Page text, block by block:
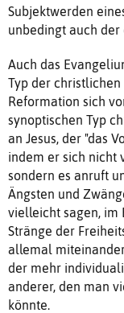
Subjektwerden
unbedingt auch der
Auch das
Typ der
Reformation sich
synoptischen Typ
an Jesus, der "das
indem er sich nicht
sondern es anruft
Ängsten und
vielleicht sagen, im
Stränge der
allemal
der mehr
anderer, den man
könnte.